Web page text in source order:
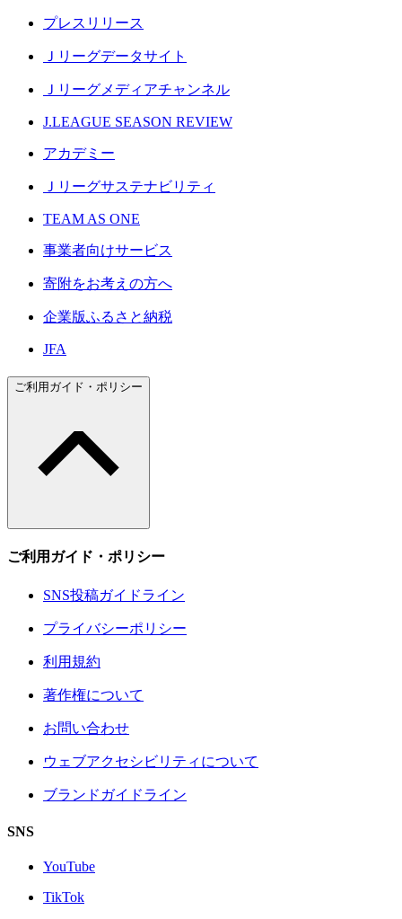
プレスリリース
Ｊリーグデータサイト
Ｊリーグメディアチャンネル
J.LEAGUE SEASON REVIEW
アカデミー
Ｊリーグサステナビリティ
TEAM AS ONE
事業者向けサービス
寄附をお考えの方へ
企業版ふるさと納税
JFA
ご利用ガイド・ポリシー
ご利用ガイド・ポリシー
SNS投稿ガイドライン
プライバシーポリシー
利用規約
著作権について
お問い合わせ
ウェブアクセシビリティについて
ブランドガイドライン
SNS
YouTube
TikTok